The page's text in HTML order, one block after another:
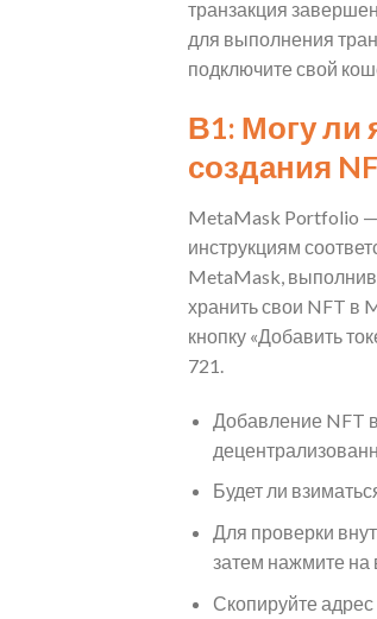
транзакция
для выполнения
подключите свой
В1: Могу ли
создания
MetaMask Portfolio —
инструкциям
MetaMask, выполнив
хранить свои NFT в
кнопку «Добавить
721.
Добавление NFT
Будет ли
Для проверки
затем нажмите на
Скопируйте